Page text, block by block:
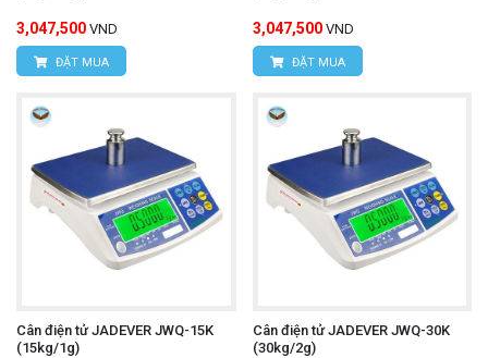
3,047,500 VND
ĐẶT MUA
3,047,500 VND
ĐẶT MUA
Cân điện tử JADEVER JWQ-15K
(15kg/1g)
Cân điện tử JADEVER JWQ-30K
(30kg/2g)